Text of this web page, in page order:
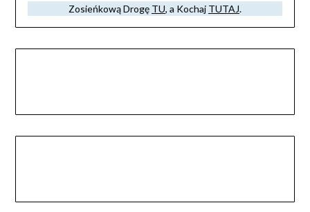
Zosieńkową Drogę TU, a Kochaj TUTAJ.